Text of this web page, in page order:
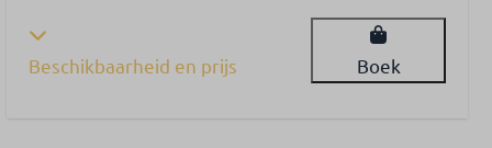
Beschikbaarheid en prijs Boek